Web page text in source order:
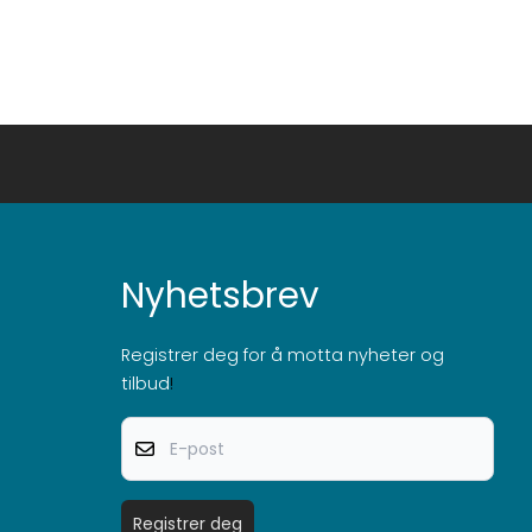
Nyhetsbrev
Registrer deg for å motta nyheter og
tilbud!
E-post
Registrer deg